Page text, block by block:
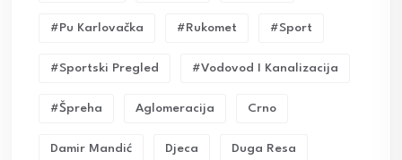
#pu Karlovačka #rukomet #sport
#sportski Pregled #vodovod I Kanalizacija
#Špreha Aglomeracija Crno
Damir Mandić Djeca Duga Resa